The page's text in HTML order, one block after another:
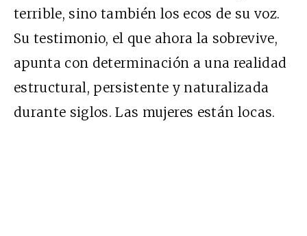
terrible, sino también los ecos de su voz.
Su testimonio, el que ahora la sobrevive,
apunta con determinación a una realidad
estructural, persistente y naturalizada
durante siglos. Las mujeres están locas.